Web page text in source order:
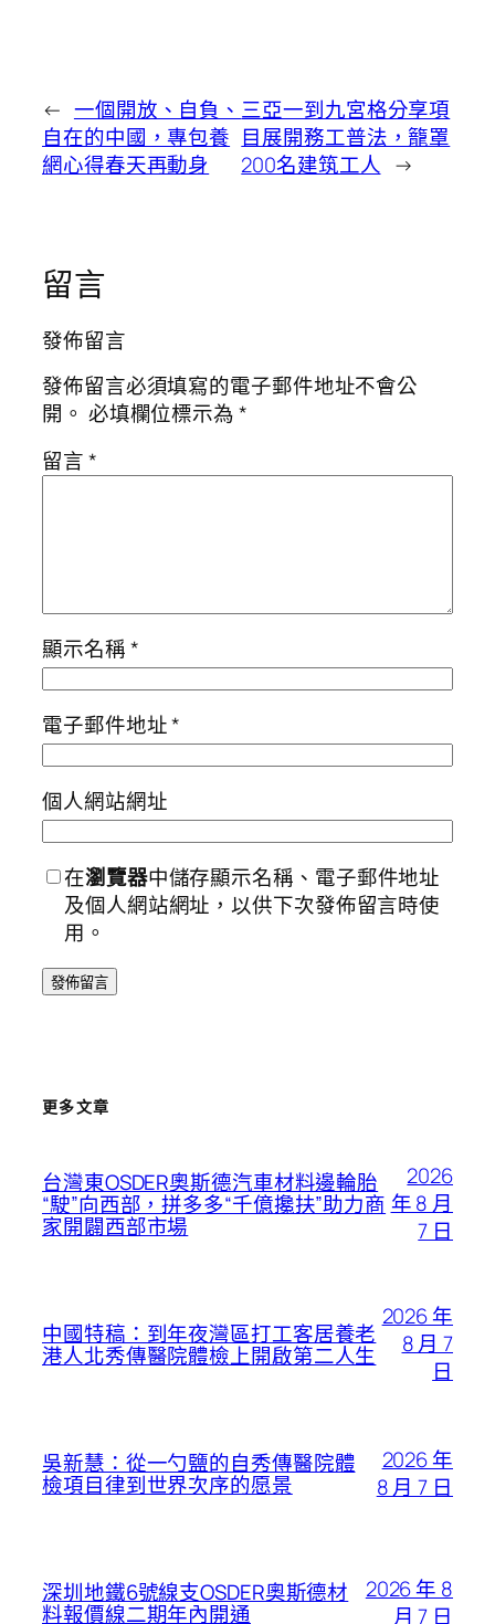
← 一個開放、自負、
自在的中國，專包養
網心得春天再動身
三亞一到九宮格分享項
目展開務工普法，籠罩
200名建筑工人 →
留言
發佈留言
發佈留言必須填寫的電子郵件地址不會公
開。 必填欄位標示為*
留言*
顯示名稱*
電子郵件地址*
個人網站網址
在瀏覽器中儲存顯示名稱、電子郵件地址
及個人網站網址，以供下次發佈留言時使
用。
更多文章
台灣東OSDER奧斯德汽車材料邊輪胎
“駛”向西部，拼多多“千億攙扶”助力商
家開闢西部市場
2026
年 8 月
7 日
中國特稿：到年夜灣區打工客居養老
港人北秀傳醫院體檢上開啟第二人生
2026 年
8 月 7
日
吳新慧：從一勺鹽的自秀傳醫院體
檢項目律到世界次序的愿景
2026 年
8 月 7 日
深圳地鐵6號線支OSDER奧斯德材
料報價線二期年內開通
2026 年 8
月 7 日